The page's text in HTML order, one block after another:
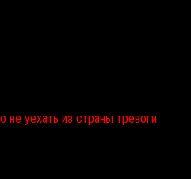
не уехать из страны тревоги